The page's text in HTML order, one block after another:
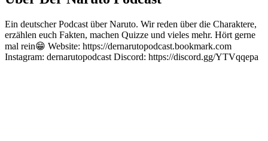
Ein deutscher Podcast über Naruto. Wir reden über die Charaktere,
erzählen euch Fakten, machen Quizze und vieles mehr. Hört gerne
mal rein😁 Website: https://dernarutopodcast.bookmark.com
Instagram: dernarutopodcast Discord: https://discord.gg/YTVqqepa